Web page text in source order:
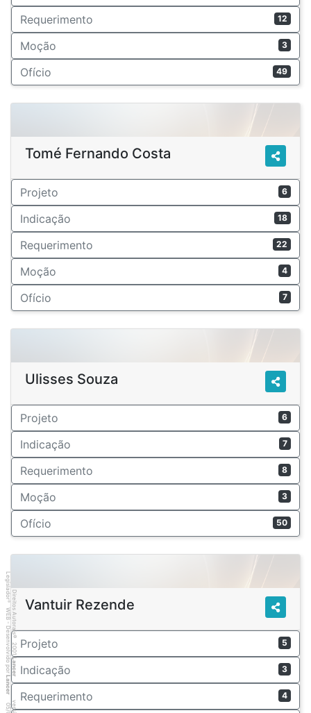
Requerimento 12
Moção 3
Ofício 49
Tomé Fernando Costa
Projeto 6
Indicação 18
Requerimento 22
Moção 4
Ofício 7
Ulisses Souza
Projeto 6
Indicação 7
Requerimento 8
Moção 3
Ofício 50
Vantuir Rezende
Projeto 5
Indicação 3
Requerimento 4
Direitos Autorais
©
2001
Lancer
Legislador
®
WEB - Desenvolvido por
Lancer